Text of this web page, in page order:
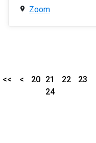
Zoom
<< < 20 21 22
23
24